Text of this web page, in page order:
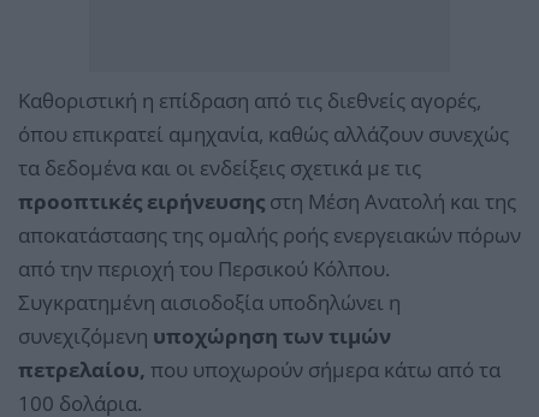
Καθοριστική η επίδραση από τις διεθνείς αγορές,
όπου επικρατεί αμηχανία, καθώς αλλάζουν συνεχώς
τα δεδομένα και οι ενδείξεις σχετικά με τις
προοπτικές ειρήνευσης στη Μέση Ανατολή και της
αποκατάστασης της ομαλής ροής ενεργειακών πόρων
από την περιοχή του Περσικού Κόλπου.
Συγκρατημένη αισιοδοξία υποδηλώνει η
συνεχιζόμενη υποχώρηση των τιμών
πετρελαίου, που υποχωρούν σήμερα κάτω από τα
100 δολάρια.